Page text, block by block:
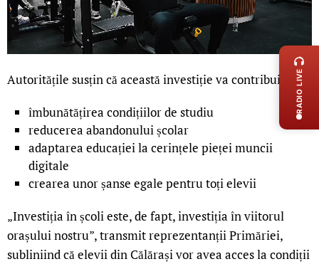
Autoritățile susțin că această investiție va contribui la:
îmbunătățirea condițiilor de studiu
reducerea abandonului școlar
adaptarea educației la cerințele pieței muncii
digitale
crearea unor șanse egale pentru toți elevii
„Investiția în școli este, de fapt, investiția în viitorul
orașului nostru”, transmit reprezentanții Primăriei,
subliniind că elevii din Călărași vor avea acces la condiții
RADIO LIVE